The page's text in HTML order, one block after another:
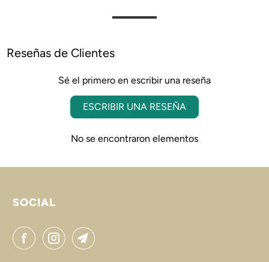
Reseñas de Clientes
Sé el primero en escribir una reseña
ESCRIBIR UNA RESEÑA
No se encontraron elementos
SOCIAL